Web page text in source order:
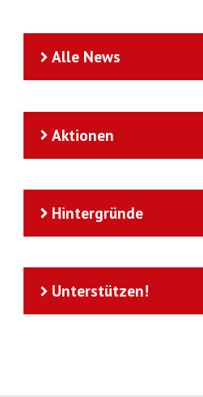
Alle News
Aktionen
Hintergründe
Unterstützen!